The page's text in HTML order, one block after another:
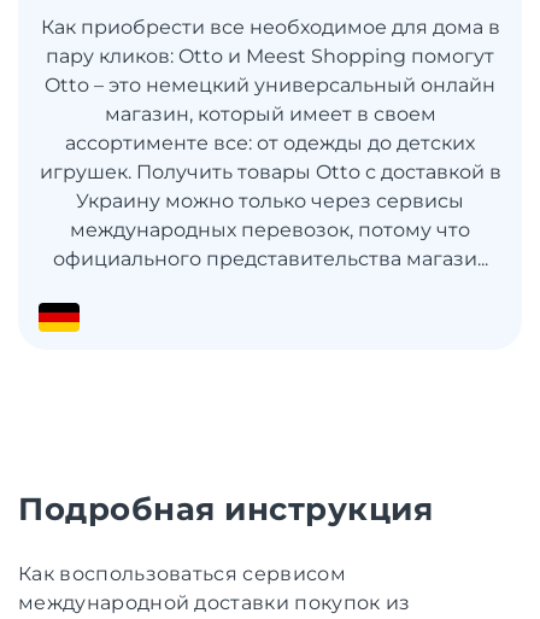
Как приобрести все необходимое для дома в
пару кликов: Otto и Meest Shopping помогут
Otto – это немецкий универсальный онлайн
магазин, который имеет в своем
ассортименте все: от одежды до детских
игрушек. Получить товары Otto с доставкой в
​​Украину можно только через сервисы
международных перевозок, потому что
официального представительства магази...
Подробная инструкция
Как воспользоваться сервисом
международной доставки покупок из